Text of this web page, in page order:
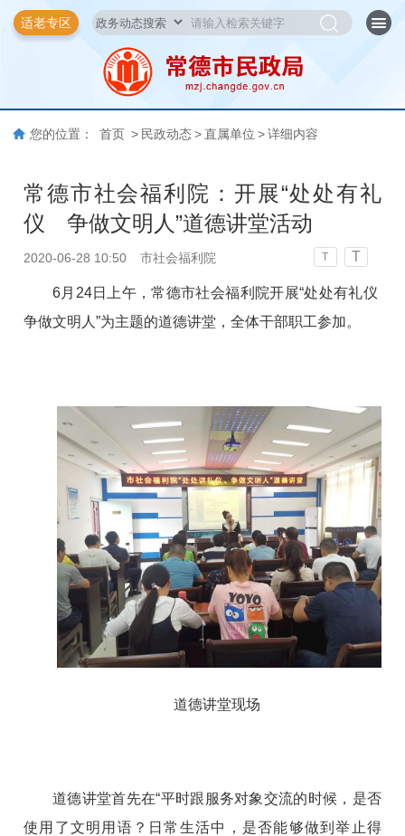
适老专区
您的位置： 首页 > 民政动态 > 直属单位 > 详细内容
常德市社会福利院：开展“处处有礼
仪 争做文明人”道德讲堂活动
2020-06-28 10:50 市社会福利院 T T
6月24日上午，常德市社会福利院开展“处处有礼仪
争做文明人”为主题的道德讲堂，全体干部职工参加。
道德讲堂现场
道德讲堂首先在“平时跟服务对象交流的时候，是否
使用了文明用语？日常生活中，是否能够做到举止得